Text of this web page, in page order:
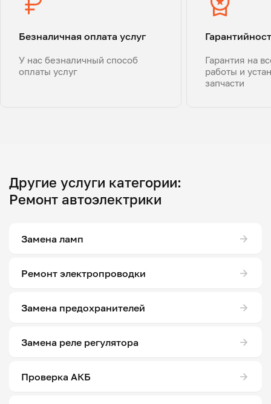
Безналичная оплата услуг
У нас безналичный способ
оплаты услуг
Гарантия на
работы и
запчасти
Другие услуги категории:
Ремонт автоэлектрики
Замена ламп
Ремонт электропроводки
Замена предохранителей
Замена реле регулятора
Проверка АКБ